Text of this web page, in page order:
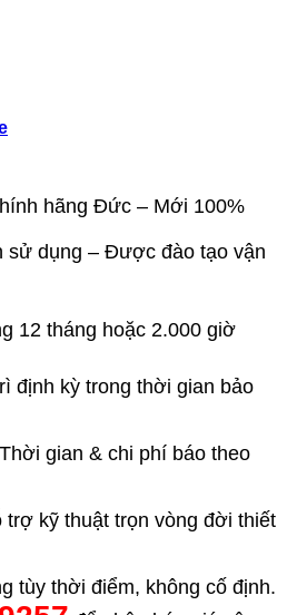
hãng Đức – Mới 100%
sử dụng – Được đào tạo vận
12 tháng hoặc 2.000 giờ
định kỳ trong thời gian bảo
gian & chi phí báo theo
kỹ thuật trọn vòng đời thiết
tùy thời điểm, không cố định.